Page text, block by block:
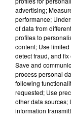
Lecture
100%
100% Radio
advertising;
performance;
of data from
profiles to
content; Use
detect fraud, and
Save and
process personal
following
requested; Use
other data sources;
information